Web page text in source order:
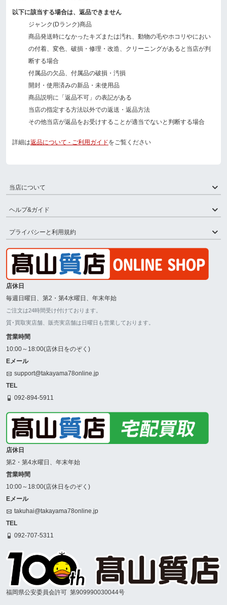
以下に該当する場合は、返品できません
ジャンク(Dランク)商品
商品発送時になかったキズまたは汚れ、動物の毛やホコリやにおい
の付着、変色、破損・修理・改造、クリーニングがあると当店が判
断する場合
付属品の欠品、付属品の破損・汚損
開封・使用済みの新品・未使用品
商品説明に「返品不可」の表記がある
当店の指定する方法以外での返送・返品方法
その他当店が返品をお受けすることが適当でないと判断する場合
詳細は返品について - ご利用ガイドをご覧ください
当店について
ヘルプ&ガイド
プライバシーと利用規約
店休日
毎週日曜日、第2・第4水曜日、年末年始
ご注文は24時間受け付けております。
質･買取実店舗、販売実店舗は日曜日も営業しております。
営業時間
10:00～18:00(店休日をのぞく)
Eメール
support@takayama78online.jp
TEL
092-894-5911
店休日
第2・第4水曜日、年末年始
営業時間
10:00～18:00(店休日をのぞく)
Eメール
takuhai@takayama78online.jp
TEL
092-707-5311
福岡県公安委員会許可 第909990030044号